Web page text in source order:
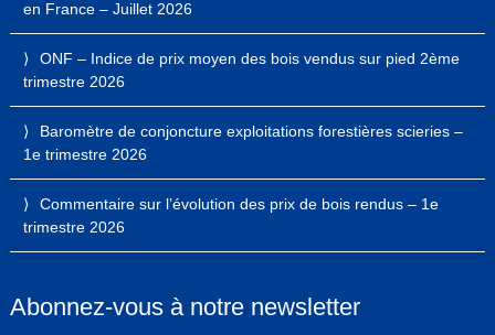
en France – Juillet 2026
ONF – Indice de prix moyen des bois vendus sur pied 2ème
trimestre 2026
Baromètre de conjoncture exploitations forestières scieries –
1e trimestre 2026
Commentaire sur l’évolution des prix de bois rendus – 1e
trimestre 2026
Abonnez-vous à notre newsletter